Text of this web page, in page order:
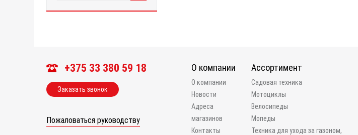
+375 33 380 59 18
Заказать звонок
Пожаловаться руководству
О компании
О компании
Новости
Адреса
магазинов
Контакты
Ассортимент
Садовая техника
Мотоциклы
Велосипеды
Мопеды
Техника для ухода за газоном,